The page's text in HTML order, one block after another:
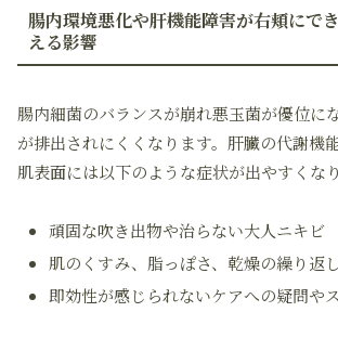
腸内環境悪化や肝機能障害が右頬にで
える影響
腸内細菌のバランスが崩れ悪玉菌が優位に
が排出されにくくなります。肝臓の代謝機
肌表面には以下のような症状が出やすくなり
頑固な吹き出物や治らない大人ニキビ
肌のくすみ、脂っぽさ、乾燥の繰り返し
即効性が感じられないケアへの疑問や